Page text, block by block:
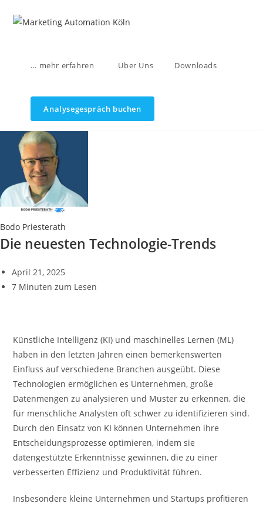
Inhalt
… mehr erfahren Über Uns Downloads
Analysegespräch buchen
Bodo Priesterath
Die neuesten Technologie-Trends
April 21, 2025
7 Minuten zum Lesen
Künstliche Intelligenz (KI) und maschinelles Lernen (ML)
haben in den letzten Jahren einen bemerkenswerten
Einfluss auf verschiedene Branchen ausgeübt. Diese
Technologien ermöglichen es Unternehmen, große
Datenmengen zu analysieren und Muster zu erkennen, die
für menschliche Analysten oft schwer zu identifizieren sind.
Durch den Einsatz von KI können Unternehmen ihre
Entscheidungsprozesse optimieren, indem sie
datengestützte Erkenntnisse gewinnen, die zu einer
verbesserten Effizienz und Produktivität führen.
Insbesondere kleine Unternehmen und Startups profitieren